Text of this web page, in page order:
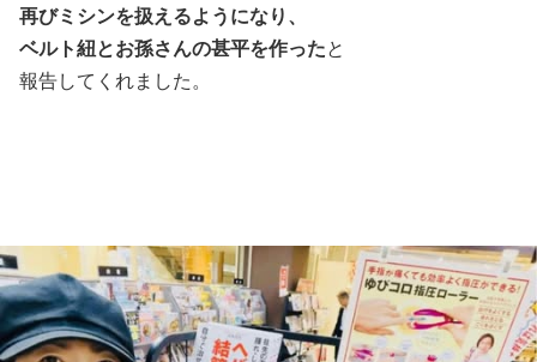
再びミシンを扱えるようになり、
ベルト紐とお孫さんの甚平を作ったと
報告してくれました。